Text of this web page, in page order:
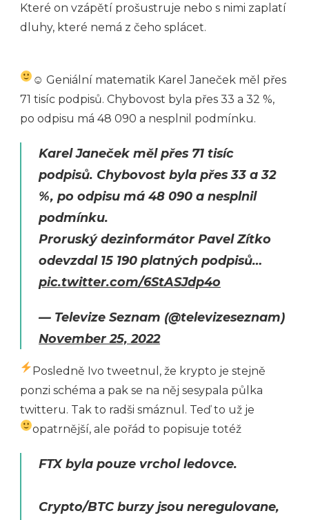
Které on vzápětí prošustruje nebo s nimi zaplatí
dluhy, které nemá z čeho splácet.
☺ Geniální matematik Karel Janeček měl přes
71 tisíc podpisů. Chybovost byla přes 33 a 32 %,
po odpisu má 48 090 a nesplnil podmínku.
Karel Janeček měl přes 71 tisíc
podpisů. Chybovost byla přes 33 a 32
%, po odpisu má 48 090 a nesplnil
podmínku.
Proruský dezinformátor Pavel Zítko
odevzdal 15 190 platných podpisů…
pic.twitter.com/6StASJdp4o
— Televize Seznam (@televizeseznam)
November 25, 2022
Posledně Ivo tweetnul, že krypto je stejně
ponzi schéma a pak se na něj sesypala půlka
twitteru. Tak to radši smáznul. Teď to už je
opatrnější, ale pořád to popisuje totéž
FTX byla pouze vrchol ledovce.
Crypto/BTC burzy jsou neregulovane,